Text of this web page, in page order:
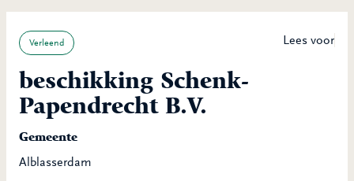
Lees voor
Verleend
beschikking Schenk-
Papendrecht B.V.
Gemeente
Alblasserdam